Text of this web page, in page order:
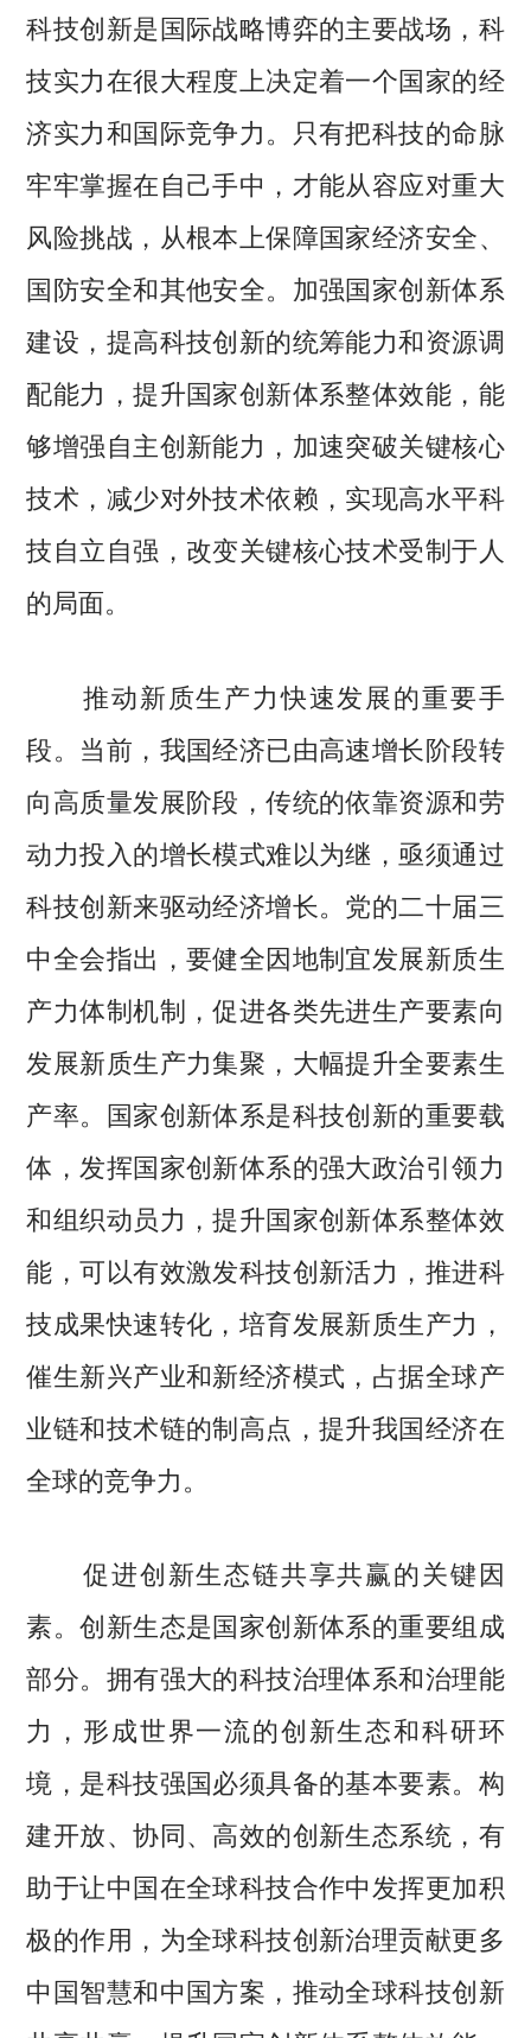
科技创新是国际战略博弈的主要战场，科
技实力在很大程度上决定着一个国家的经
济实力和国际竞争力。只有把科技的命脉
牢牢掌握在自己手中，才能从容应对重大
风险挑战，从根本上保障国家经济安全、
国防安全和其他安全。加强国家创新体系
建设，提高科技创新的统筹能力和资源调
配能力，提升国家创新体系整体效能，能
够增强自主创新能力，加速突破关键核心
技术，减少对外技术依赖，实现高水平科
技自立自强，改变关键核心技术受制于人
的局面。
推动新质生产力快速发展的重要手
段。当前，我国经济已由高速增长阶段转
向高质量发展阶段，传统的依靠资源和劳
动力投入的增长模式难以为继，亟须通过
科技创新来驱动经济增长。党的二十届三
中全会指出，要健全因地制宜发展新质生
产力体制机制，促进各类先进生产要素向
发展新质生产力集聚，大幅提升全要素生
产率。国家创新体系是科技创新的重要载
体，发挥国家创新体系的强大政治引领力
和组织动员力，提升国家创新体系整体效
能，可以有效激发科技创新活力，推进科
技成果快速转化，培育发展新质生产力，
催生新兴产业和新经济模式，占据全球产
业链和技术链的制高点，提升我国经济在
全球的竞争力。
促进创新生态链共享共赢的关键因
素。创新生态是国家创新体系的重要组成
部分。拥有强大的科技治理体系和治理能
力，形成世界一流的创新生态和科研环
境，是科技强国必须具备的基本要素。构
建开放、协同、高效的创新生态系统，有
助于让中国在全球科技合作中发挥更加积
极的作用，为全球科技创新治理贡献更多
中国智慧和中国方案，推动全球科技创新